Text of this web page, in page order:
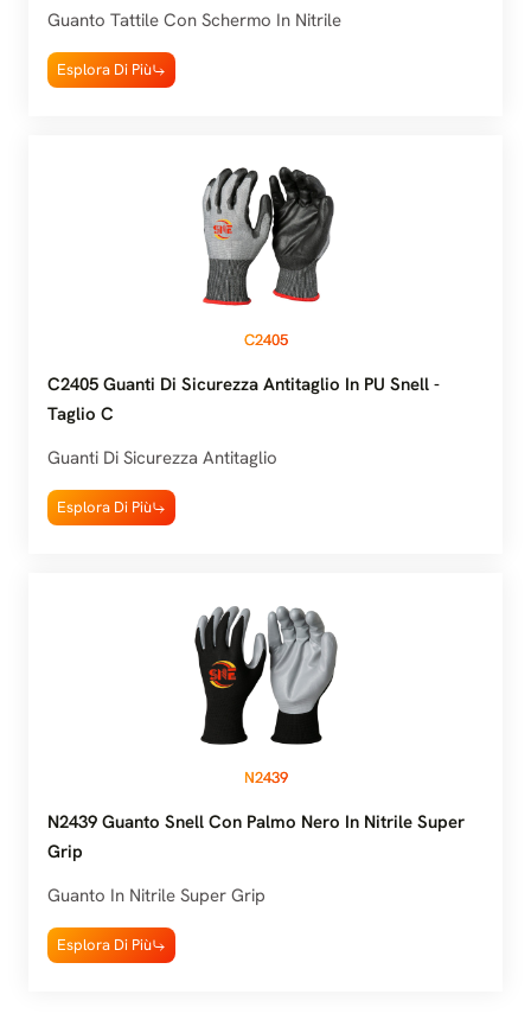
Guanto Tattile Con Schermo In Nitrile
Esplora Di Più
C2405
C2405 Guanti Di Sicurezza Antitaglio In PU Snell -
Taglio C
Guanti Di Sicurezza Antitaglio
Esplora Di Più
N2439
N2439 Guanto Snell Con Palmo Nero In Nitrile Super
Grip
Guanto In Nitrile Super Grip
Esplora Di Più